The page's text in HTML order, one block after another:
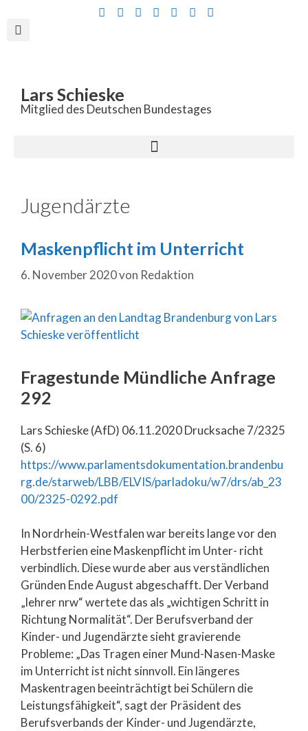
Lars Schieske
Mitglied des Deutschen Bundestages
Jugendärzte
Maskenpflicht im Unterricht
6. November 2020von Redaktion
Fragestunde Mündliche Anfrage
292
Lars Schieske (AfD) 06.11.2020 Drucksache 7/2325
(S. 6)
https://www.parlamentsdokumentation.brandenbu
rg.de/starweb/LBB/ELVIS/parladoku/w7/drs/ab_23
00/2325-0292.pdf
In Nordrhein-Westfalen war bereits lange vor den
Herbstferien eine Maskenpflicht im Unter- richt
verbindlich. Diese wurde aber aus verständlichen
Gründen Ende August abgeschafft. Der Verband
„lehrer nrw“ wertete das als „wichtigen Schritt in
Richtung Normalität“. Der Berufsverband der
Kinder- und Jugendärzte sieht gravierende
Probleme: „Das Tragen einer Mund-Nasen-Maske
im Unterricht ist nicht sinnvoll. Ein längeres
Maskentragen beeinträchtigt bei Schülern die
Leistungsfähigkeit“, sagt der Präsident des
Berufsverbands der Kinder- und Jugendärzte,